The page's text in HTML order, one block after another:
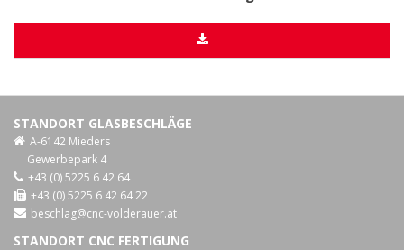
STANDORT GLASBESCHLÄGE
A-6142 Mieders
Gewerbepark 4
+43 (0) 5225 6 42 64
+43 (0) 5225 6 42 64 22
beschlag@cnc-volderauer.at
STANDORT CNC FERTIGUNG